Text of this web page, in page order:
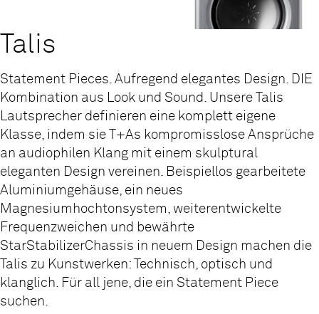
Talis
Statement Pieces. Aufregend elegantes Design. DIE
Kombination aus Look und Sound. Unsere Talis
Lautsprecher definieren eine komplett eigene
Klasse, indem sie T+As kompromisslose Ansprüche
an audiophilen Klang mit einem skulptural
eleganten Design vereinen. Beispiellos gearbeitete
Aluminiumgehäuse, ein neues
Magnesiumhochtonsystem, weiterentwickelte
Frequenzweichen und bewährte
StarStabilizerChassis in neuem Design machen die
Talis zu Kunstwerken: Technisch, optisch und
klanglich. Für all jene, die ein Statement Piece
suchen.